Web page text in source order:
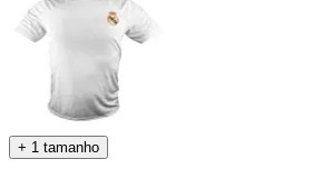
+ 1 tamanho